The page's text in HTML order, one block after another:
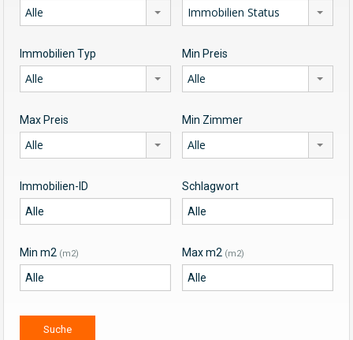
Alle Immobilien Status
Immobilien Typ
Alle
Min Preis
Alle
Max Preis
Alle
Min Zimmer
Alle
Immobilien-ID Schlagwort
Min m2 (m2) Max m2 (m2)